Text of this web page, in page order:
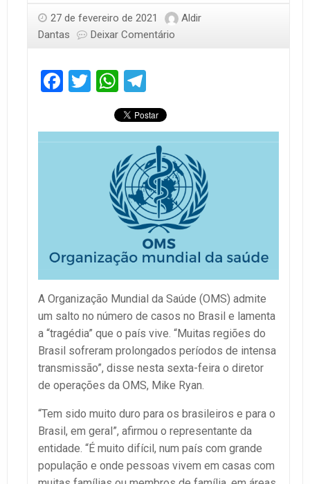
27 de fevereiro de 2021
Aldir
Dantas
Deixar Comentário
Facebook
TwitterWhatsApp
A Organização Mundial da Saúde (OMS) admite
um salto no número de casos no Brasil e lamenta
a “tragédia” que o país vive. “Muitas regiões do
Brasil sofreram prolongados períodos de intensa
transmissão”, disse nesta sexta-feira o diretor
de operações da OMS, Mike Ryan.
“Tem sido muito duro para os brasileiros e para o
Brasil, em geral”, afirmou o representante da
entidade. “É muito difícil, num país com grande
população e onde pessoas vivem em casas com